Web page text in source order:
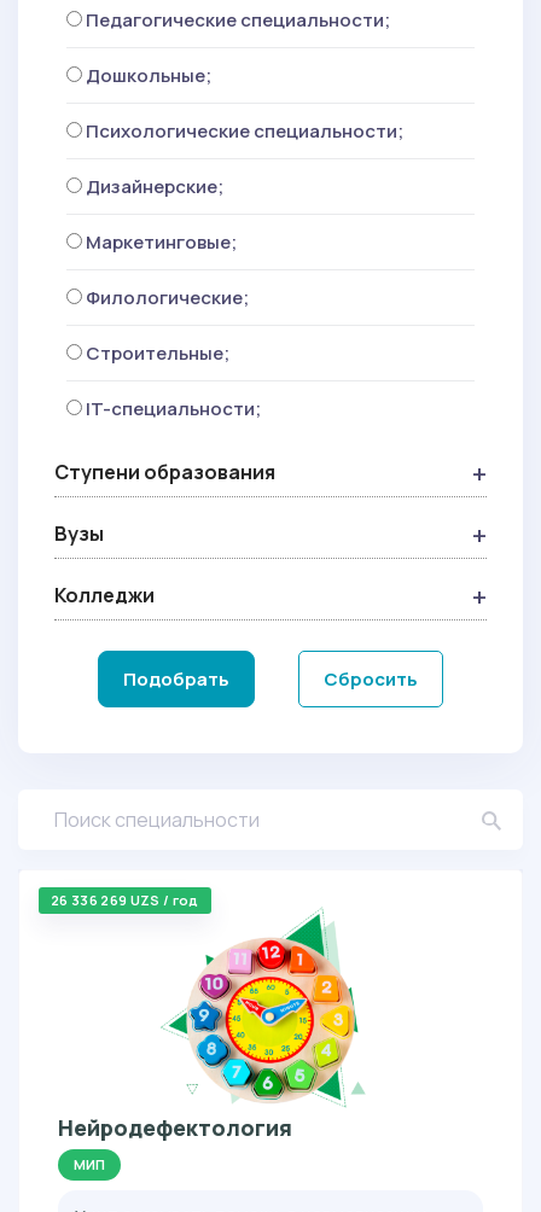
Педагогические специальности;
Дошкольные;
Психологические специальности;
Дизайнерские;
Маркетинговые;
Филологические;
Строительные;
IT-специальности;
Ступени образования
Вузы
Колледжи
Подобрать Сбросить
26 336 269 UZS / год
Нейродефектология
МИП